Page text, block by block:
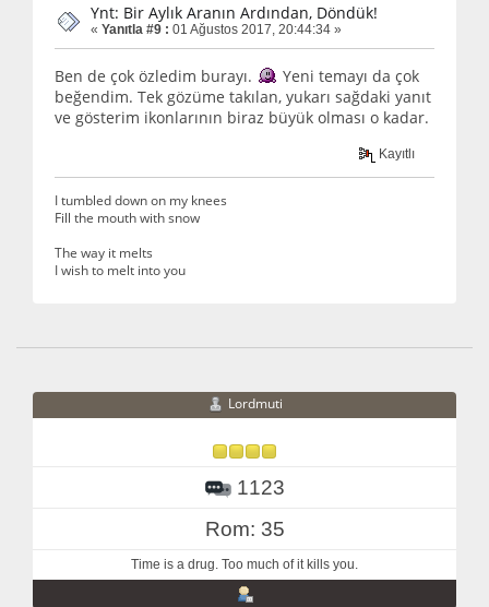
Ynt: Bir Aylık Aranın Ardından, Döndük!
« Yanıtla #9 : 01 Ağustos 2017, 20:44:34 »
Ben de çok özledim burayı.
Yeni temayı da çok
beğendim. Tek gözüme takılan, yukarı sağdaki yanıt
ve gösterim ikonlarının biraz büyük olması o kadar.
Kayıtlı
I tumbled down on my knees
Fill the mouth with snow
The way it melts
I wish to melt into you
Lordmuti
1123
Rom: 35
Time is a drug. Too much of it kills you.